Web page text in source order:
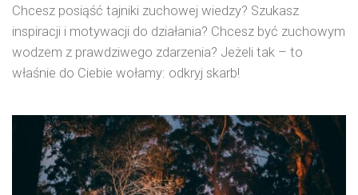
Chcesz posiąść tajniki zuchowej wiedzy? Szukasz
inspiracji i motywacji do działania? Chcesz być zuchowym
wodzem z prawdziwego zdarzenia? Jeżeli tak – to
właśnie do Ciebie wołamy: odkryj skarb!